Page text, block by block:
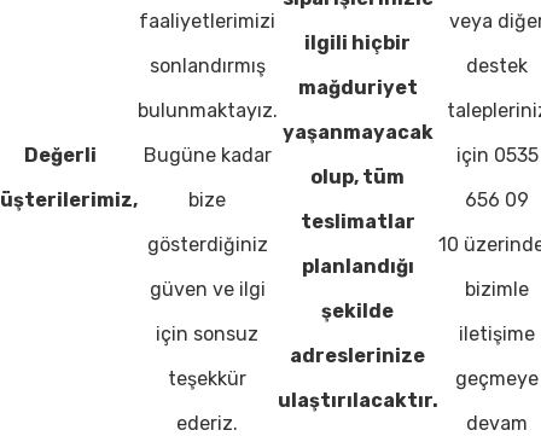
Değerli
faaliyetlerimizi
sonlandırmış
bulunmaktayız.
Bugüne kadar
bize
gösterdiğiniz
güven ve ilgi
için sonsuz
teşekkür
ederiz.
ilgili hiçbir
mağduriyet
yaşanmayacak
olup, tüm
teslimatlar
planlandığı
şekilde
adreslerinize
ulaştırılacaktır.
veya
destek
için 0535
656 09
10
bizimle
iletişime
geçmeye
devam